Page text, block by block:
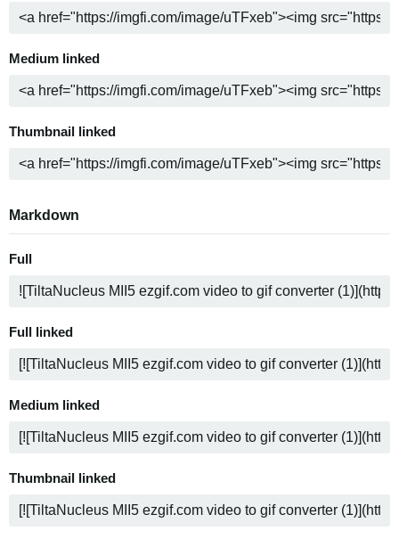
Medium linked
Thumbnail linked
Markdown
Full
Full linked
Medium linked
Thumbnail linked